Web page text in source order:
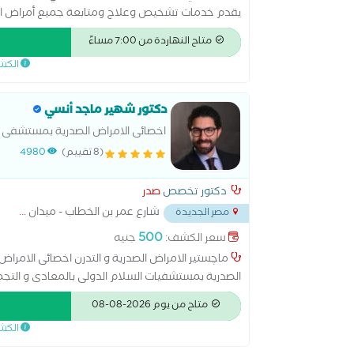
يقدم خدمات تشخيص وعلاج ومتابعة جميع أمراض
مع الحرص على تقديم رعاية طبية متكاملة تناسب
المزمن، والتليف الرئوي، واضطرابات النوم
والمتابعة المستمرة لضمان أفضل النتائج، وتحسين
تحسين جودة حياة
متاح النهاردة من 7:00 مساءً
دكتور شهير ماجد أنسي
اخصائى الامراض الصدرية بمستشفى
(8 تقييم) 4980
دكتور تخصصصدر
مصر الجديدة شارع عمر بن الخطاب - ميدان...
سعر الكشف:500 جنيه
ماچستير الامراض الصدرية و التدرن اخصائى
الصدرية بمستشفيات السلام الدولى بالمعادى و
الخامس
متاح من يوم 2026-08-08